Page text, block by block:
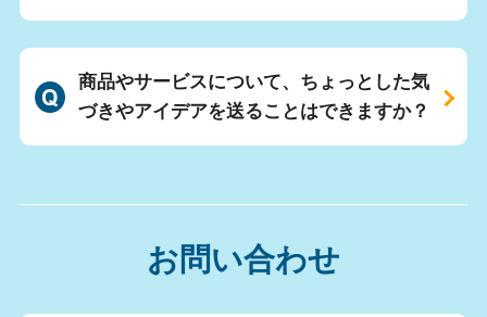
商品やサービスについて、ちょっとした気
づきやアイデアを送ることはできますか？
お問い合わせ